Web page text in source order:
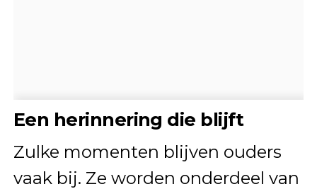
Een herinnering die blijft
Zulke momenten blijven ouders
vaak bij. Ze worden onderdeel van